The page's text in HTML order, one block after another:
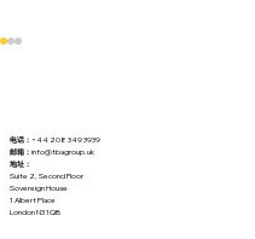
电话： +44 208 349 3939
邮箱： info@tbagroup.uk
地址：
Suite 2, Second Floor
Sovereign House
1 Albert Place
London N3 1QB